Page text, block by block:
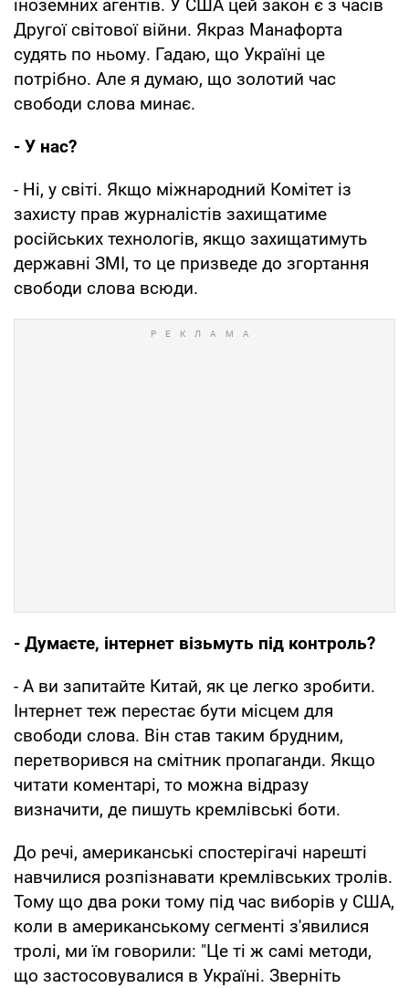
іноземних агентів. У США цей закон є з часів
Другої світової війни. Якраз Манафорта
судять по ньому. Гадаю, що Україні це
потрібно. Але я думаю, що золотий час
свободи слова минає.
- У нас?
- Ні, у світі. Якщо міжнародний Комітет із
захисту прав журналістів захищатиме
російських технологів, якщо захищатимуть
державні ЗМІ, то це призведе до згортання
свободи слова всюди.
- Думаєте, інтернет візьмуть під контроль?
- А ви запитайте Китай, як це легко зробити.
Інтернет теж перестає бути місцем для
свободи слова. Він став таким брудним,
перетворився на смітник пропаганди. Якщо
читати коментарі, то можна відразу
визначити, де пишуть кремлівські боти.
До речі, американські спостерігачі нарешті
навчилися розпізнавати кремлівських тролів.
Тому що два роки тому під час виборів у США,
коли в американському сегменті з'явилися
тролі, ми їм говорили: "Це ті ж самі методи,
що застосовувалися в Україні. Зверніть